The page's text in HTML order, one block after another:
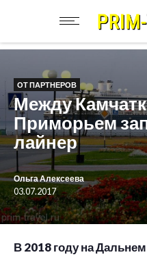
ОТ ПАРТНЕРОВ
Между
Приморьем
лайнер
Ольга Алексеева
03.07.2017
В 2018 году на